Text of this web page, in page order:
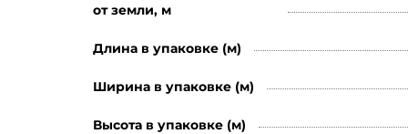
от земли, м
Длина в упаковке (м)
Ширина в упаковке (м)
Высота в упаковке (м)